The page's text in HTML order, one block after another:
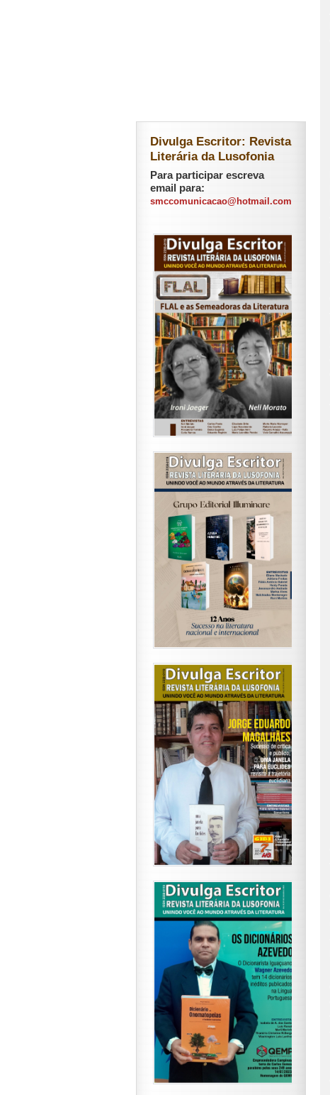
Divulga Escritor: Revista
Literária da Lusofonia
Para participar escreva
email para:
smccomunicacao@hotmail.com